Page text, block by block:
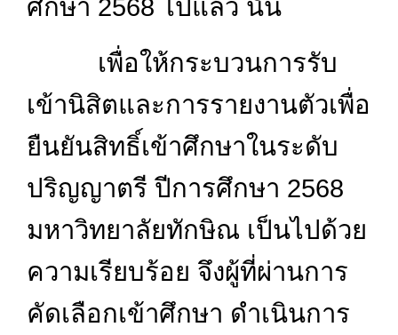
ศึกษา 2568 ไปแล้ว นั้น
เพื่อให้กระบวนการรับ
เข้านิสิตและการรายงานตัวเพื่อ
ยืนยันสิทธิ์เข้าศึกษาในระดับ
ปริญญาตรี ปีการศึกษา 2568
มหาวิทยาลัยทักษิณ เป็นไปด้วย
ความเรียบร้อย จึงผู้ที่ผ่านการ
คัดเลือกเข้าศึกษา ดำเนินการ